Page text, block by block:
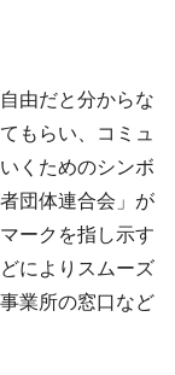
由だと分からな
もらい、コミュ
くためのシンボ
団体連合会」が
ークを指し示す
によりスムーズ
業所の窓口など